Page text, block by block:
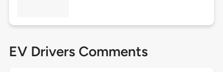
EV Drivers Comments